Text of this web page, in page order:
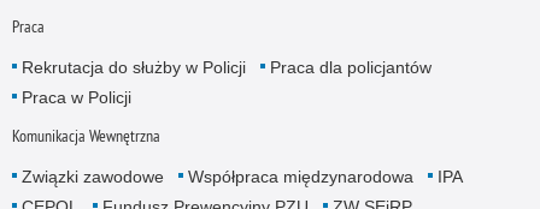
Praca
Rekrutacja do służby w Policji
Praca dla policjantów
Praca w Policji
Komunikacja Wewnętrzna
Związki zawodowe Współpraca międzynarodowa
IPA